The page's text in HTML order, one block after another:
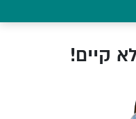
קיים!